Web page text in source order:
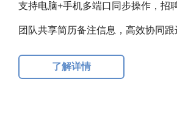
支持电脑+手机多端口同步操作，招
团队共享简历备注信息，高效协同跟
了解详情